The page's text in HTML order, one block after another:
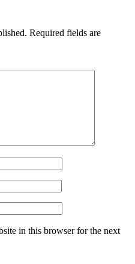
Required fields are
in this browser for the next